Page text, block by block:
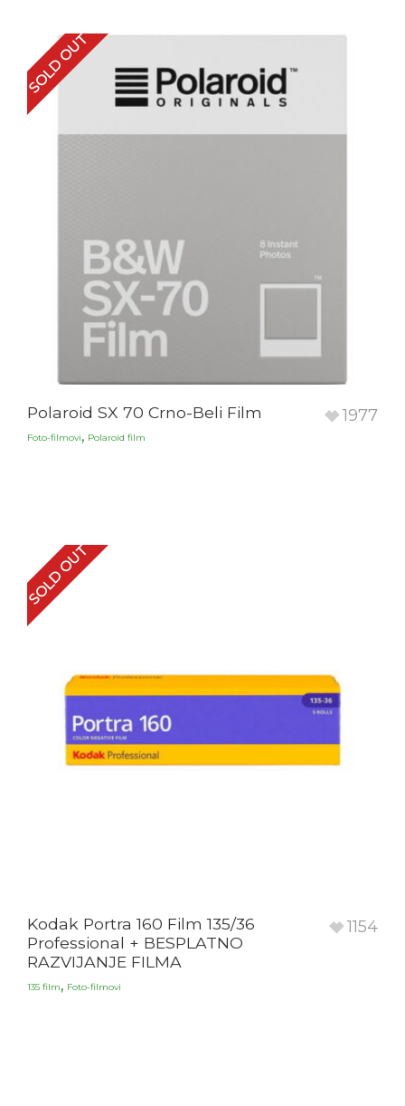
SOLD OUT
Polaroid SX 70 Crno-Beli Film
Foto-filmovi, Polaroid film
1977
SOLD OUT
Kodak Portra 160 Film 135/36
Professional + BESPLATNO
RAZVIJANJE FILMA
135 film, Foto-filmovi
1154